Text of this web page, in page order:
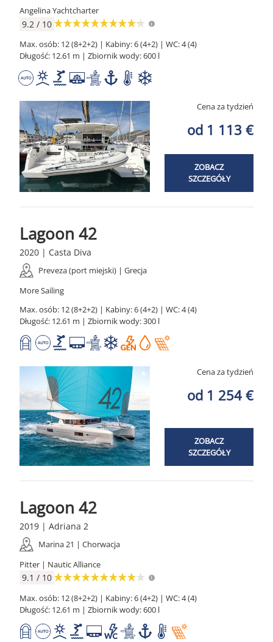
Angelina Yachtcharter
9.2 / 10
Max. osób: 12 (8+2+2) | Kabiny: 6 (4+2) | WC: 4 (4)
Długość: 12.61 m | Zbiornik wody: 600 l
Cena za tydzień
od 1 113 €
ZOBACZ
SZCZEGÓŁY
Lagoon 42
2020 | Casta Diva
Preveza (port miejski) | Grecja
More Sailing
Max. osób: 12 (8+2+2) | Kabiny: 6 (4+2) | WC: 4 (4)
Długość: 12.61 m | Zbiornik wody: 300 l
Cena za tydzień
od 1 254 €
ZOBACZ
SZCZEGÓŁY
Lagoon 42
2019 | Adriana 2
Marina 21 | Chorwacja
Pitter | Nautic Alliance
9.1 / 10
Max. osób: 12 (8+2+2) | Kabiny: 6 (4+2) | WC: 4 (4)
Długość: 12.61 m | Zbiornik wody: 600 l